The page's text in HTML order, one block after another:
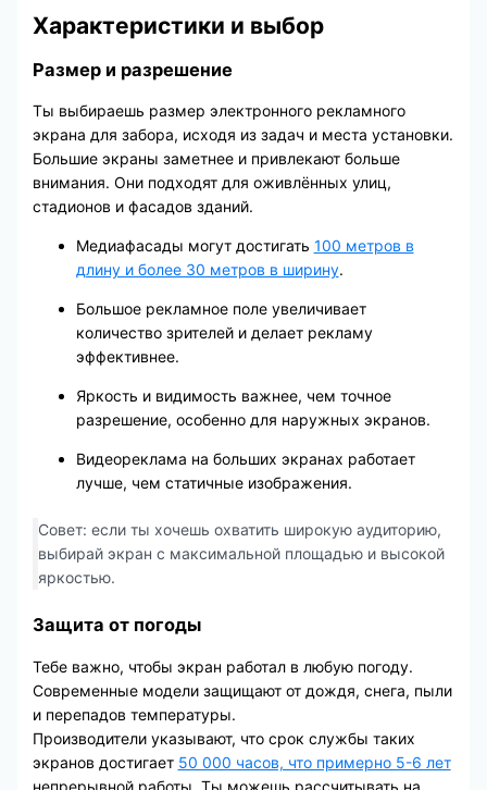
Характеристики и выбор
Размер и разрешение
Ты выбираешь размер электронного рекламного
экрана для забора, исходя из задач и места установки.
Большие экраны заметнее и привлекают больше
внимания. Они подходят для оживлённых улиц,
стадионов и фасадов зданий.
Медиафасады могут достигать 100 метров в
длину и более 30 метров в ширину.
Большое рекламное поле увеличивает
количество зрителей и делает рекламу
эффективнее.
Яркость и видимость важнее, чем точное
разрешение, особенно для наружных экранов.
Видеореклама на больших экранах работает
лучше, чем статичные изображения.
Совет: если ты хочешь охватить широкую аудиторию,
выбирай экран с максимальной площадью и высокой
яркостью.
Защита от погоды
Тебе важно, чтобы экран работал в любую погоду.
Современные модели защищают от дождя, снега, пыли
и перепадов температуры.
Производители указывают, что срок службы таких
экранов достигает 50 000 часов, что примерно 5-6 лет
непрерывной работы. Ты можешь рассчитывать на